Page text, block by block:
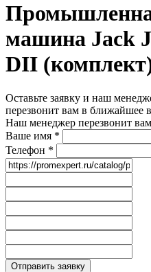
машина Jack
DII
Оставьте заявку и наш
перезвонит вам в ближайшее
Наш менеджер перезвонит
Ваше имя *
Телефон *
Отправить заявку